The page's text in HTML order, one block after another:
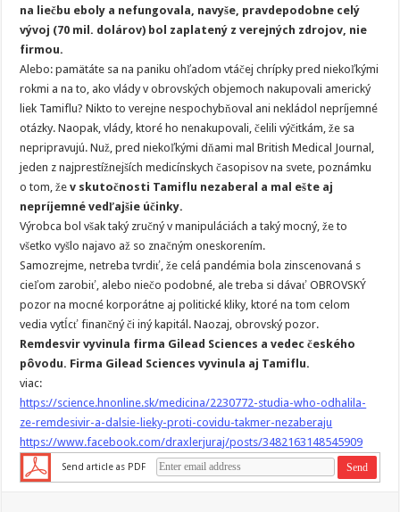
na liečbu eboly a nefungovala, navyše, pravdepodobne celý
vývoj (70 mil. dolárov) bol zaplatený z verejných zdrojov, nie
firmou.
Alebo: pamätáte sa na paniku ohľadom vtáčej chrípky pred niekoľkými
rokmi a na to, ako vlády v obrovských objemoch nakupovali americký
liek Tamiflu? Nikto to verejne nespochybňoval ani nekládol nepríjemné
otázky. Naopak, vlády, ktoré ho nenakupovali, čelili výčitkám, že sa
nepripravujú. Nuž, pred niekoľkými dňami mal British Medical Journal,
jeden z najprestížnejších medicínskych časopisov na svete, poznámku
o tom, žev skutočnosti Tamiflu nezaberal a mal ešte aj
nepríjemné vedľajšie účinky.
Výrobca bol však taký zručný v manipuláciách a taký mocný, že to
všetko vyšlo najavo až so značným oneskorením.
Samozrejme, netreba tvrdiť, že celá pandémia bola zinscenovaná s
cieľom zarobiť, alebo niečo podobné, ale treba si dávať OBROVSKÝ
pozor na mocné korporátne aj politické kliky, ktoré na tom celom
vedia vytĺcť finančný či iný kapitál. Naozaj, obrovský pozor.
Remdesvir vyvinula firma Gilead Sciences a vedec českého
pôvodu. Firma Gilead Sciences vyvinula aj Tamiflu.
viac:
https://science.hnonline.sk/medicina/2230772-studia-who-odhalila-
ze-remdesivir-a-dalsie-lieky-proti-covidu-takmer-nezaberaju
https://www.facebook.com/draxlerjuraj/posts/3482163148545909
Send article as PDF